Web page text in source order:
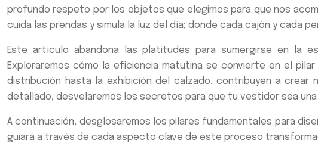
profundo respeto por los objetos que elegimos para que nos
cuida las prendas y simula la luz del día; donde cada cajón y cada
Este artículo abandona las platitudes para sumergirse en la
Exploraremos cómo la eficiencia matutina se convierte en el
distribución hasta la exhibición del calzado, contribuyen a crear
detallado, desvelaremos los secretos para que tu vestidor sea
A continuación, desglosaremos los pilares fundamentales para
guiará a través de cada aspecto clave de este proceso